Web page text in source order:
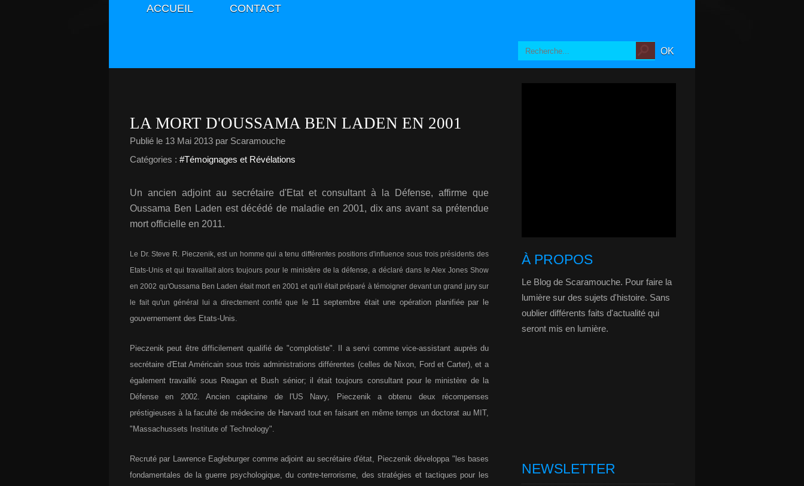
ACCUEIL CONTACT
LA MORT D'OUSSAMA BEN LADEN EN 2001
Publié le 13 Mai 2013 par Scaramouche
Catégories : #Témoignages et Révélations
Un ancien adjoint au secrétaire d'Etat et consultant à la Défense, affirme que
Oussama Ben Laden est décédé de maladie en 2001, dix ans avant sa prétendue
mort officielle en 2011.
Le Dr. Steve R. Pieczenik, est un homme qui a tenu différentes positions d'influence sous trois présidents des
Etats-Unis et qui travaillait alors toujours pour le ministère de la défense, a déclaré dans le Alex Jones Show
en 2002 qu'Oussama Ben Laden était mort en 2001 et qu'il était préparé à témoigner devant un grand jury sur
le fait qu'un général lui a directement confié que
le 11 septembre était une opération planifiée par le
gouvernemernt des Etats-Unis.
Pieczenik peut être difficilement qualifié de "complotiste". Il a servi comme vice-assistant auprès du
secrétaire d'Etat Américain sous trois administrations différentes (celles de Nixon, Ford et Carter), et a
également travaillé sous Reagan et Bush sénior; il était toujours consultant pour le ministère de la
Défense en 2002. Ancien capitaine de l'US Navy, Pieczenik a obtenu deux récompenses
préstigieuses à la faculté de médecine de Harvard tout en faisant en même temps un doctorat au MIT,
"Massachussets Institute of Technology".
Recruté par Lawrence Eagleburger comme adjoint au secrétaire d'état, Pieczenik développa "les bases
fondamentales de la guerre psychologique, du contre-terrorisme, des stratégies et tactiques pour les
À PROPOS
Le Blog de Scaramouche. Pour faire la
lumière sur des sujets d'histoire. Sans
oublier différents faits d'actualité qui
seront mis en lumière.
NEWSLETTER